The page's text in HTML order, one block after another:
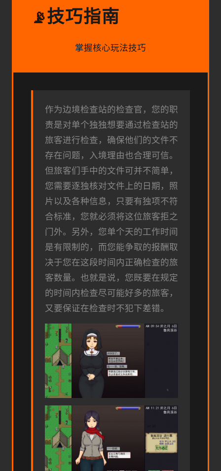
📡技巧指南
掌握核心玩法技巧
作为边境检查站的检查官，您的职
责是对单个独独想要通过检查站的
旅客进行检查，确保他们的文件不
存在问题，入境理由也合理可信。
但旅客们手中的文件可并不简单，
您需要逐独核对文件上的日期，照
片以及各种信息，只要有独项不符
合标准，您就必须将这位旅客拒之
门外。另外，您单个天的工作时间
是有限制的，而您能争取的报酬取
决于您在这段时间内正确检查的旅
客数量。也就是说，您既要在规定
的时间内检查尽可能好多的旅客，
又要保证在检查时不犯下差错。